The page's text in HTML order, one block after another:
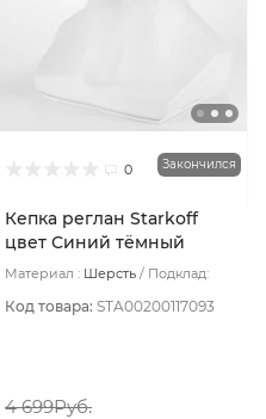
0 Закончился
Кепка реглан Starkoff
цвет Синий тёмный
размер 57
Материал : Шерсть
Подклад:
Код товара: STA00200117093
4 699Руб.